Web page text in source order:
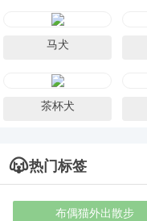
马犬
茶杯犬
热门标签
布偶猫外出散步